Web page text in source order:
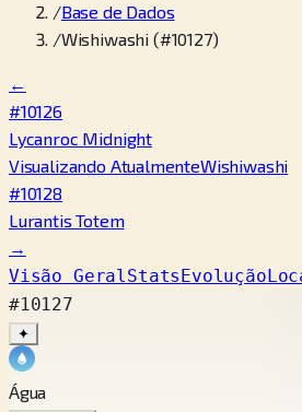
/Base de Dados
/Wishiwashi (#10127)
←
#10126
Lycanroc Midnight
Visualizando AtualmenteWishiwashi
#10128
Lurantis Totem
→
Visão GeralStatsEvolução
#10127
✦
Água